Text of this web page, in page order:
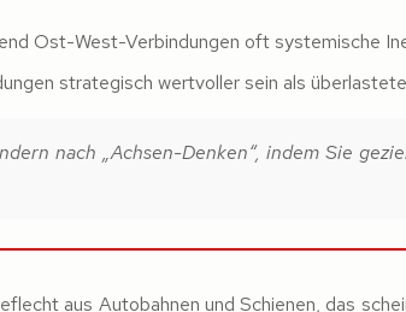
Ost-West-Verbindungen oft systemische
strategisch wertvoller sein als
nach „Achsen-Denken“, indem Sie
aus Autobahnen und Schienen, das